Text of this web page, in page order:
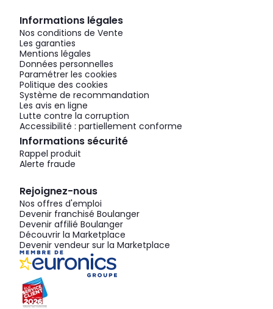
Informations légales
Nos conditions de Vente
Les garanties
Mentions légales
Données personnelles
Paramétrer les cookies
Politique des cookies
Système de recommandation
Les avis en ligne
Lutte contre la corruption
Accessibilité : partiellement conforme
Informations sécurité
Rappel produit
Alerte fraude
Rejoignez-nous
Nos offres d'emploi
Devenir franchisé Boulanger
Devenir affilié Boulanger
Découvrir la Marketplace
Devenir vendeur sur la Marketplace